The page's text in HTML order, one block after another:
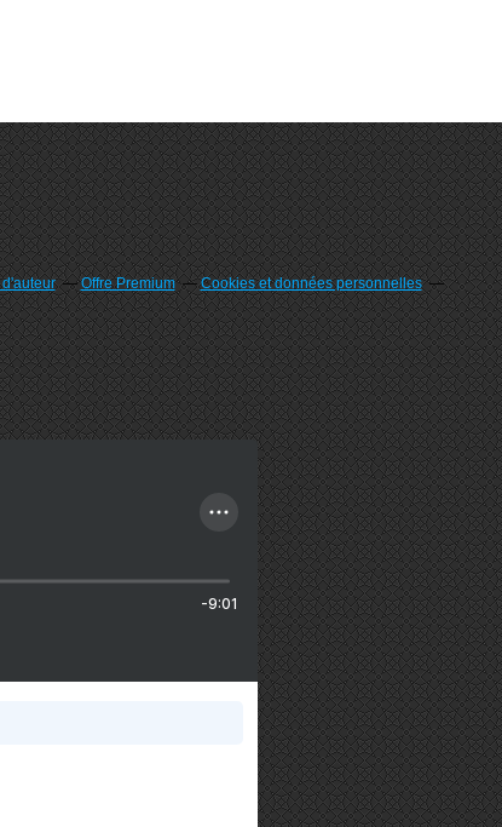
Offre Premium
Cookies et données personnelles
-9:01